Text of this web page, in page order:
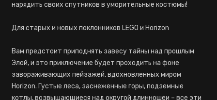
нарядить своих спутников в уморительные костюмы!
Для старых и новых поклонников LEGO и Horizon
Вам предстоит приподнять завесу тайны над прошлым
Элой, и это приключение будет проходить на фоне
завораживающих пейзажей, вдохновленных миром
Horizon. Густые леса, заснеженные горы, подземные
котлы, возвышающиеся над округой длинношеи – все эти